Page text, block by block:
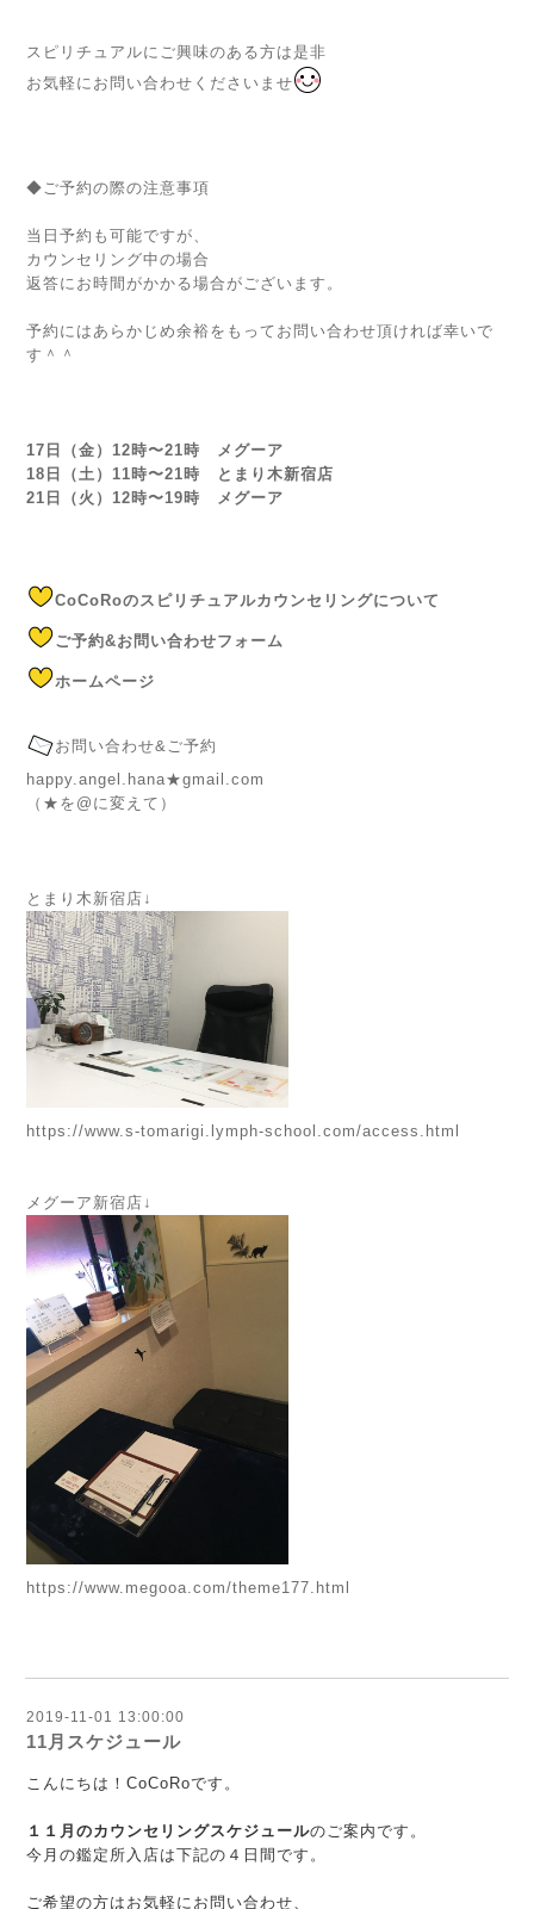
スピリチュアルにご興味のある方は是非
お気軽にお問い合わせくださいませ
◆ご予約の際の注意事項
当日予約も可能ですが、
カウンセリング中の場合
返答にお時間がかかる場合がございます。
予約にはあらかじめ余裕をもってお問い合わせ頂ければ幸いで
す＾＾
17日（金）12時〜21時 メグーア
18日（土）11時〜21時 とまり木新宿店
21日（火）12時〜19時 メグーア
CoCoRoのスピリチュアルカウンセリングについて
ご予約&お問い合わせフォーム
ホームページ
お問い合わせ&ご予約
happy.angel.hana★gmail.com
（★を@に変えて）
とまり木新宿店↓
https://www.s-tomarigi.lymph-school.com/access.html
メグーア新宿店↓
https://www.megooa.com/theme177.html
2019-11-01 13:00:00
11月スケジュール
こんにちは！CoCoRoです。
１１月のカウンセリングスケジュールのご案内です。
今月の鑑定所入店は下記の４日間です。
ご希望の方はお気軽にお問い合わせ、